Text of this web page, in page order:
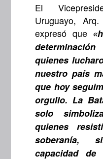
El
Uruguayo,
expresó que
quienes
nuestro país
que hoy
orgullo. La
solo
quienes
soberanía,
capacidad